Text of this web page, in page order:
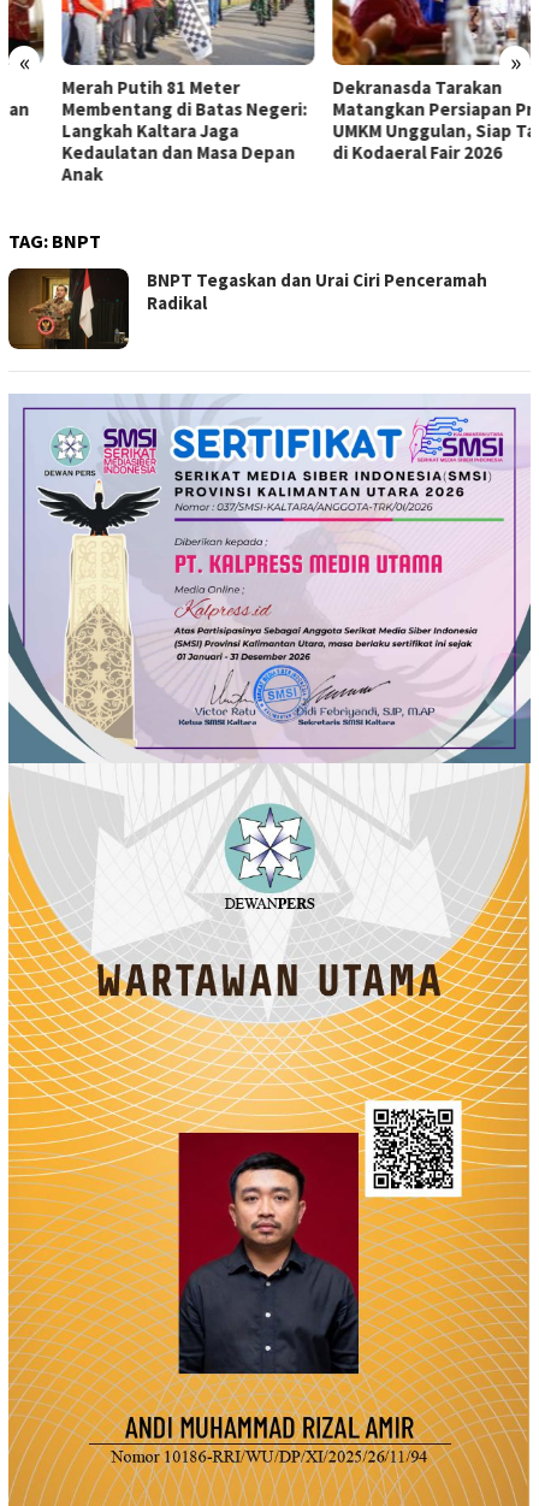
« »
Merah Putih 81 Meter
Membentang di Batas Negeri:
Langkah Kaltara Jaga
Kedaulatan dan Masa Depan
Dekranasda Tarakan
Matangkan Persiapan Produk
UMKM Unggulan, Siap Tampil
di Kodaeral Fair 2026
TAG: BNPT
BNPT Tegaskan dan Urai Ciri Penceramah
Radikal